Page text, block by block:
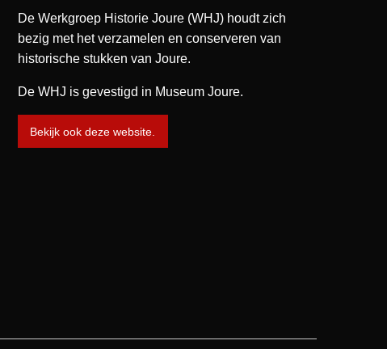
De Werkgroep Historie Joure (WHJ) houdt zich
bezig met het verzamelen en conserveren van
historische stukken van Joure.
De WHJ is gevestigd in Museum Joure.
Bekijk ook deze website.